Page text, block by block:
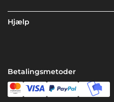
Hjælp
Betalingsmetoder